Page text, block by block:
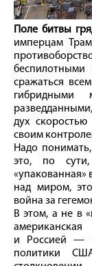
Поле битвы
имперцам
беспилотными
сражаться
гибридными
дух
своим
Надо
это, по сути,
«упакованная»
над миром,
вой­на за
В этом, а не в
и Россией —
политики